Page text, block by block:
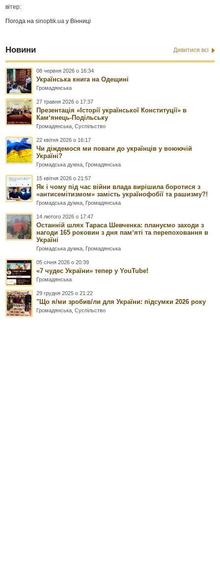
вітер:
Погода наsinoptik.ua у Вінниці
Новини Дивитися всі
08 червня 2026 о 16:34
Українська книга на Одещині
Громадянська
27 травня 2026 о 17:37
Презентація «Історії української Конституції» в
Камʼянець-Подільську
Громадянська ,Суспільство
22 квітня 2026 о 16:17
Чи діждемося ми поваги до українців у воюючій
Україні?
Громадська думка Громадянська
15 квітня 2026 о 21:57
Як і чому під час війни влада вирішила боротися з
«антисемітизмом» замість українофобії та рашизму?!
Громадська думка Громадянська
14 лютого 2026 о 17:47
Останній шлях Тараса Шевченка: плануємо заходи з
нагоди 165 роковин з дня памʼяті та перепоховання в
Україні
Громадська думка Громадянська
05 січня 2026 о 20:39
«7 чудес України» тепер у YouTube!
Громадянська
29 грудня 2025 о 21:22
"Що я/ми зробив/ли для України: підсумки 2026 року
Громадянська ,Суспільство